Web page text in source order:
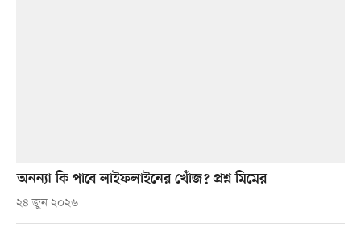
অনন্যা কি পাবে লাইফলাইনের খোঁজ? প্রশ্ন মিমের
২৪ জুন ২০২৬